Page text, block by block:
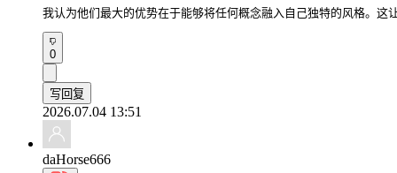
我认为他们最大的优势在于能够将任何概念融入自己独特的风格。这
0
写回复
2026.07.04 13:51
daHorse666